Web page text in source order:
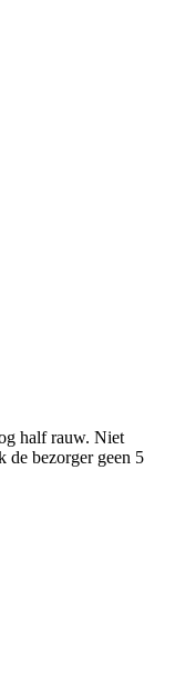
half rauw. Niet
de bezorger geen 5